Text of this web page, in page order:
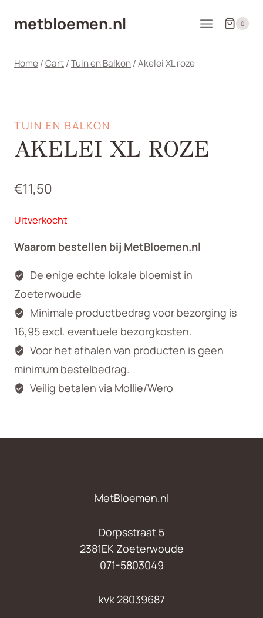
naarmetbloemen.nl 0
Home/Cart/Tuin en Balkon/Akelei XL roze
TUIN EN BALKON
AKELEI XL ROZE
€11,50
Uitverkocht
Waarom bestellen bij MetBloemen.nl
De enige echte lokale bloemist in
Zoeterwoude
Minimale productbedrag voor bezorging is
16,95 excl. eventuele bezorgkosten.
Voor het afhalen van producten is geen
minimum bestelbedrag.
Veilig betalen via Mollie/Wero
MetBloemen.nl
Dorpsstraat 5
2381EK Zoeterwoude
071-5803049
kvk 28039687